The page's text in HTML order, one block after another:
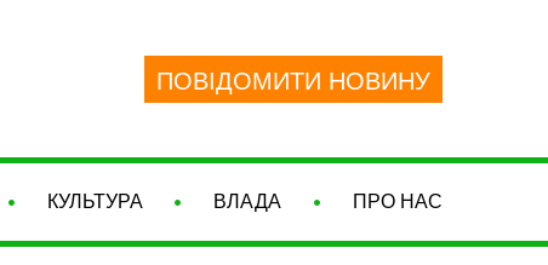
ПОВІДОМИТИ НОВИНУ
КУЛЬТУРА ВЛАДА ПРО НАС